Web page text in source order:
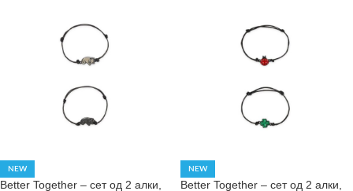
NEW
Better Together – сет од 2 алки,
NEW
Better Together – сет од 2 алки,